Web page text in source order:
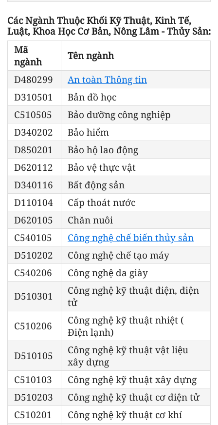
Các Ngành Thuộc Khối Kỹ Thuật, Kinh Tế,
Luật, Khoa Học Cơ Bản, Nông Lâm - Thủy Sản:
Mã
ngành
Tên ngành
D480299
An toàn Thông tin
D310501
Bản đồ học
C510505
Bảo dưỡng công nghiệp
D340202
Bảo hiểm
D850201
Bảo hộ lao động
D620112
Bảo vệ thực vật
D340116
Bất động sản
D110104
Cấp thoát nước
D620105
Chăn nuôi
C540105
Công nghệ chế biến thủy sản
D510202
Công nghệ chế tạo máy
C540206
Công nghệ da giày
D510301
Công nghệ kỹ thuật điện, điện
tử
C510206
Công nghệ kỹ thuật nhiệt (
Điện lạnh)
D510105
Công nghệ kỹ thuật vật liệu
xây dựng
C510103
Công nghệ kỹ thuật xây dựng
D510203
Công nghệ kỹ thuật cơ điện tử
C510201
Công nghệ kỹ thuật cơ khí